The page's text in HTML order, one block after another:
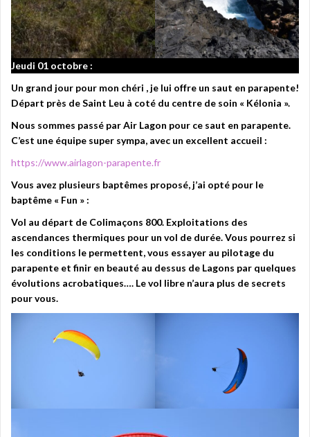
Jeudi 01 octobre :
Un grand jour pour mon chéri , je lui offre un saut en parapente!
Départ près de Saint Leu à coté du centre de soin « Kélonia ».
Nous sommes passé par Air Lagon pour ce saut en parapente.
C’est une équipe super sympa, avec un excellent accueil :
https://www.airlagon-parapente.fr
Vous avez plusieurs baptêmes proposé, j’ai opté pour le
baptême « Fun » :
Vol au départ de Colimaçons 800. Exploitations des
ascendances thermiques pour un vol de durée. Vous pourrez si
les conditions le permettent, vous essayer au pilotage du
parapente et finir en beauté au dessus de Lagons par quelques
évolutions acrobatiques…. Le vol libre n’aura plus de secrets
pour vous.